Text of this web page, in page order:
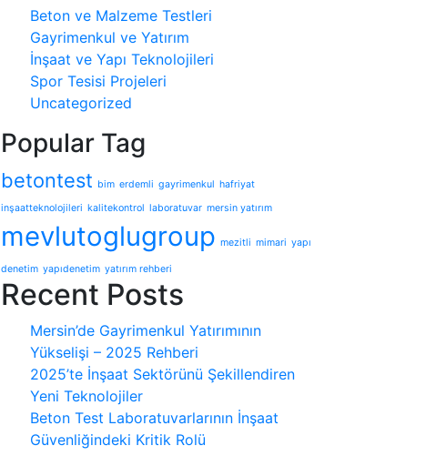
Beton ve Malzeme Testleri
Gayrimenkul ve Yatırım
İnşaat ve Yapı Teknolojileri
Spor Tesisi Projeleri
Uncategorized
Popular Tag
betontest bim erdemli gayrimenkul hafriyat
inşaatteknolojileri kalitekontrol laboratuvar mersin yatırım
mevlutoglugroup mezitli mimari yapı
denetim yapıdenetim yatırım rehberi
Recent Posts
Mersin’de Gayrimenkul Yatırımının
Yükselişi – 2025 Rehberi
2025’te İnşaat Sektörünü Şekillendiren
Yeni Teknolojiler
Beton Test Laboratuvarlarının İnşaat
Güvenliğindeki Kritik Rolü